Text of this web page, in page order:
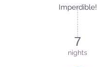
Imperdible!
7
nights